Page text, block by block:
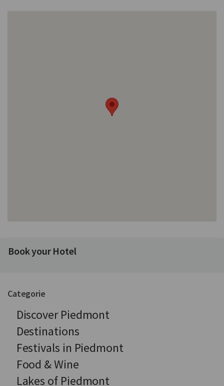
Book your Hotel
Categorie
Discover Piedmont
Destinations
Festivals in Piedmont
Food & Wine
Lakes of Piedmont